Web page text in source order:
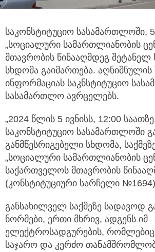
საკონსტიტუციო სასამართლოში, 5
„სოციალური სამართლიანობის
მთავრობის წინააღმდეგ შეტანელ
სხდომა გაიმართება. აღნიშნულის
ინფორმაციას საკნსტიტუციო
სასამართლო ავრცელებს.
„2024 წლის 5 ივნისს, 12:00
საკონსტიტუციო სასამართლოში
განმწესრიგებელი სხდომა,
„სოციალური სამართლიანობის
საქართველოს მთავრობის
(კონსტიტუციური სარჩელი
განსახილველ საქმეზე სადავოდ
ნორმები, ერთი მხრივ, ადგენს იმ
ელექტროსადგურების,
საჯარო და კერძო